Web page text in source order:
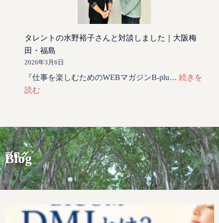
タレントの水野裕子さんと対談しました｜大阪梅
田・福島
2026年3月6日
『仕事を楽しむためのWEBマガジンB-plu… 続きを
読む
ブログ
Blog